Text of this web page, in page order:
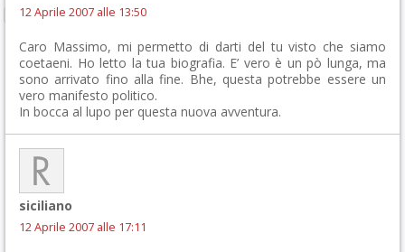
12 Aprile 2007 alle 13:50
Caro Massimo, mi permetto di darti del tu visto che siamo
coetaeni. Ho letto la tua biografia. E’ vero è un pò lunga, ma
sono arrivato fino alla fine. Bhe, questa potrebbe essere un
vero manifesto politico.
In bocca al lupo per questa nuova avventura.
siciliano
12 Aprile 2007 alle 17:11